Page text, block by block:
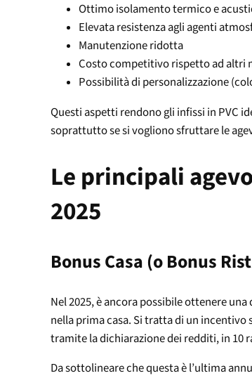
Ottimo isolamento termico e
Elevata resistenza agli agenti
Manutenzione ridotta
Costo competitivo rispetto ad altri
Possibilità di personalizzazione
Questi aspetti rendono gli infissi in PVC
soprattutto se si vogliono sfruttare le
Le principali
2025
Bonus Casa (o Bonus
Nel 2025, è ancora possibile ottenere
nella prima casa. Si tratta di un
tramite la dichiarazione dei redditi, in 10
Da sottolineare che questa è l’ultima